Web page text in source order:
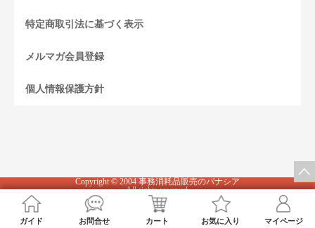
特定商取引法に基づく表示
メルマガ会員登録
個人情報保護方針
ガイド お問合せ カート お気に入り マイページ
Copyright © 2004 事務消耗品販売のパナシア
All rights reserved.
このページをPC用に切り替え